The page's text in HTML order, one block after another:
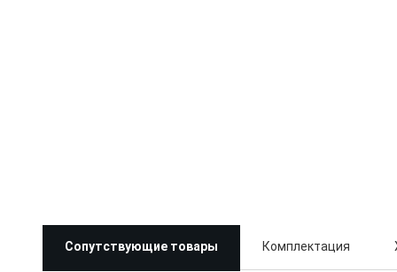
Сопутствующие товары Комплектация